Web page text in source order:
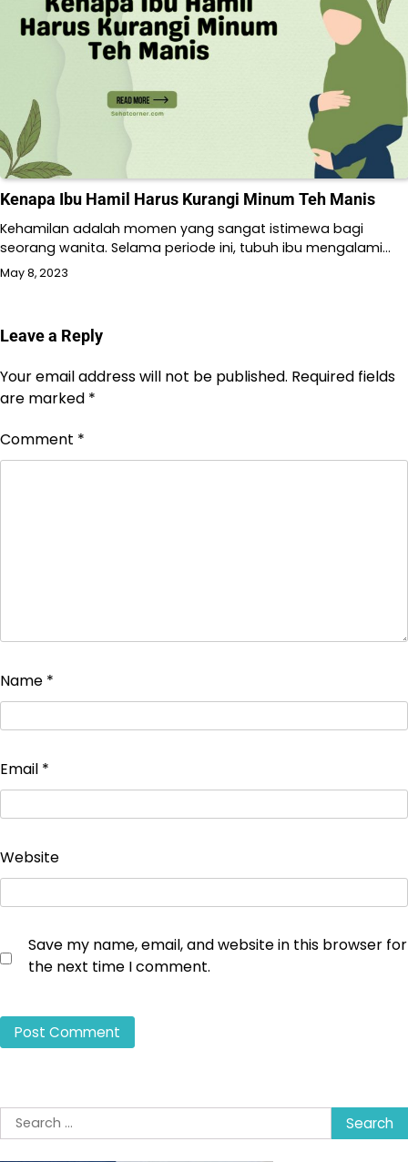
Kenapa Ibu Hamil Harus Kurangi Minum Teh Manis
Kehamilan adalah momen yang sangat istimewa bagi
seorang wanita. Selama periode ini, tubuh ibu mengalami…
May 8, 2023
Leave a Reply
Your email address will not be published. Required fields
are marked *
Comment *
Name *
Email *
Website
Save my name, email, and website in this browser for
the next time I comment.
Search
for: